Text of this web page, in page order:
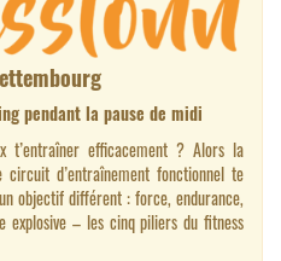
pendant la pause de midi
efficacement ? Alors la
d’entraînement fonctionnel te
objectif différent : force, endurance,
explosive – les cinq piliers du fitness